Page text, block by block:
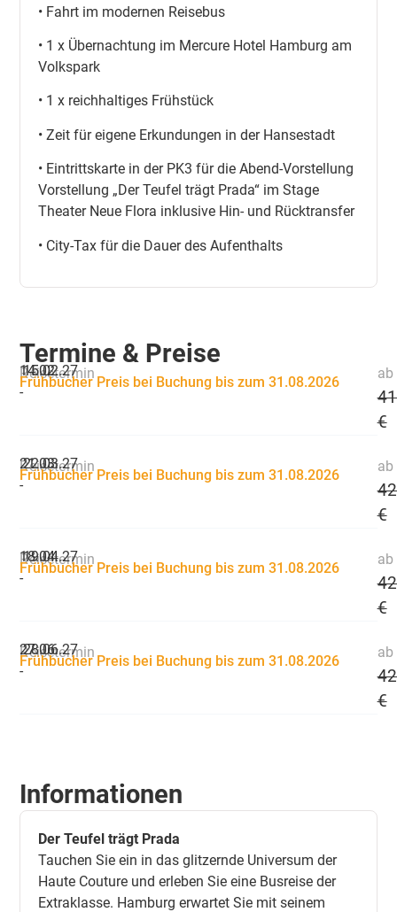
• Fahrt im modernen Reisebus
• 1 x Übernachtung im Mercure Hotel Hamburg am
Volkspark
• 1 x reichhaltiges Frühstück
• Zeit für eigene Erkundungen in der Hansestadt
• Eintrittskarte in der PK3 für die Abend-Vorstellung
Vorstellung „Der Teufel trägt Prada“ im Stage
Theater Neue Flora inklusive Hin- und Rücktransfer
• City-Tax für die Dauer des Aufenthalts
Termine & Preise
Reisetermin
14.02.
-
15.02.27
Frühbucher Preis bei Buchung bis zum 31.08.2026
ab
€
Reisetermin
21.03.
-
22.03.27
Frühbucher Preis bei Buchung bis zum 31.08.2026
ab
€
Reisetermin
18.04.
-
19.04.27
Frühbucher Preis bei Buchung bis zum 31.08.2026
ab
€
Reisetermin
27.06.
-
28.06.27
Frühbucher Preis bei Buchung bis zum 31.08.2026
ab
€
Informationen
Der Teufel trägt Prada
Tauchen Sie ein in das glitzernde Universum der
Haute Couture und erleben Sie eine Busreise der
Extraklasse. Hamburg erwartet Sie mit seinem